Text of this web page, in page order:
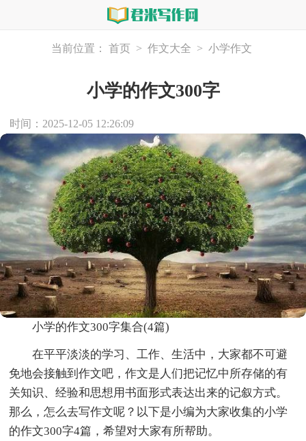
当前位置： 首页 > 作文大全 > 小学作文
小学的作文300字
时间：2025-12-05 12:26:09
小学的作文300字集合(4篇)
在平平淡淡的学习、工作、生活中，大家都不可避
免地会接触到作文吧，作文是人们把记忆中所存储的有
关知识、经验和思想用书面形式表达出来的记叙方式。
那么，怎么去写作文呢？以下是小编为大家收集的小学
的作文300字4篇，希望对大家有所帮助。